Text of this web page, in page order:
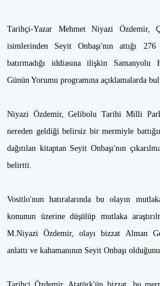
Tarihçi-Yazar Mehmet Niyazi Özdemir,
isimlerinden Seyit Onbaşı'nın attığı
batırmadığı iddiasına ilişkin Samanyolu
Günün Yorumu programına açıklamalarda
Niyazi Özdemir, Gelibolu Tarihi Milli
nereden geldiği belirsiz bir mermiyle
dağıtılan kitaptan Seyit Onbaşı'nın
belirtti.
Vositlo'nun hatıralarında bu olayın
konunun üzerine düşülüp mutlaka
M.Niyazi Özdemir, olayı bizzat Alman
anlattı ve kahamanının Seyit Onbaşı